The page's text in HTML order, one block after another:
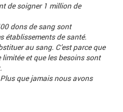
de soigner 1 million de
dons de sang sont
établissements de santé.
au sang. C’est parce que
et que les besoins sont
que jamais nous avons